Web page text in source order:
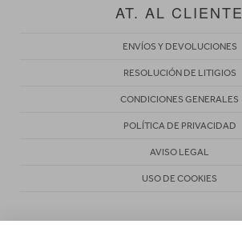
AT. AL CLIENTE
ENVÍOS Y DEVOLUCIONES
RESOLUCIÓN DE LITIGIOS
CONDICIONES GENERALES
POLÍTICA DE PRIVACIDAD
AVISO LEGAL
USO DE COOKIES